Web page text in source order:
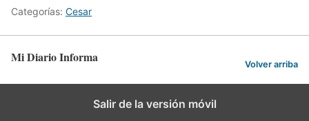
Categorías: Cesar
Mi Diario Informa Volver arriba
Salir de la versión móvil